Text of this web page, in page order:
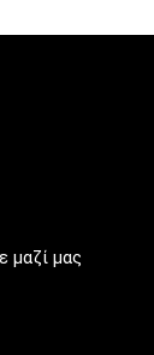
μαζί μας